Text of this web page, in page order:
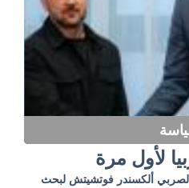
لأول مرة
ألكسندر فوتشيتش لبحث